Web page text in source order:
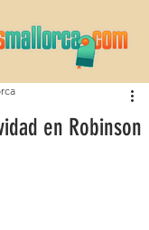
en Robinson